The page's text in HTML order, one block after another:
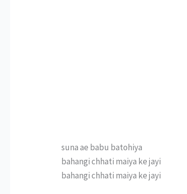
suna ae babu batohiya
bahangi chhati maiya ke jayi
bahangi chhati maiya ke jayi